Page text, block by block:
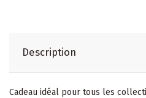
Description
Cadeau idéal pour tous les